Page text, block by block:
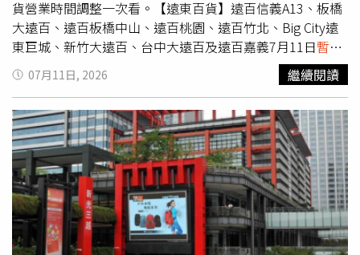
車及陽傘遮住，家屬不僅無法靠近，也難以看見或觸碰剛離
世的親人，周遭卻仍有顧客推著購物車穿梭採買。霍納史密
斯形容，死者家屬只能坐在現場，看著賣場繼續運作，其他
民眾則在親人遺體附近照常購物，整個畫面令她感到極度不
忍。她痛批，公司處理態度毫無同理心，也讓她無法理解，
為何管理階層會在這種情況下選擇繼續營業。霍納史密斯表
示，事件發生後，她的身心受到強烈衝擊，目前已請假一週
休養。她也公開向Vons喊話，要求公司正視問題，針對顧
客或員工在店內死亡的情況制定明確規範，不能再讓第一線
人員在毫無指引下處理如此重大的事件。她強調，Vons必
須做得更好，當有人在店內過世時，公司應優先考量逝者尊
嚴、家屬感受及員工心理狀況，而不是只想著讓賣場繼續運
作，「這種事情根本不該發生」。代表超市員工的美國食品
貨營業時間調整一次看。【遠東百貨】遠百信義A13、板橋
大遠百、遠百板橋中山、遠百桃園、遠百竹北、Big City遠
東巨城、新竹大遠百、台中大遠百及遠百嘉義7月11日暫停
營業
。台南大遠百正常營業，高雄大遠百及遠百花蓮中午12
時起營業，後續將視天候調整。【統一時代百貨／夢時代】
統一時代百貨台北店7月11日暫停營業。夢時代購物中心、
統一時代百貨高雄店7月11日正常營業。【Global Mall】
Global Mall北部6店，包括新北中和、南港車站、板橋車站
及機捷三店（桃園A8、林口A9、桃園A19）7月11日暫停營
業。新左營車站及屏東市店中午12時起營業。【三井不動產
集團】三井不動產集團表示，MITSUI OUTLET PARK 林
口、Mitsui Shopping Park LaLaport 南港、MITSUI
OUTLET PARK 台中港、Mitsui Shopping Park LaLaport 台
07月11日, 2026 繼續閱讀